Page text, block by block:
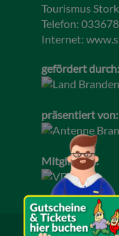
Tourismus
Telefon:
Internet:
gefördert durch:
präsentiert von:
Mitglied im: